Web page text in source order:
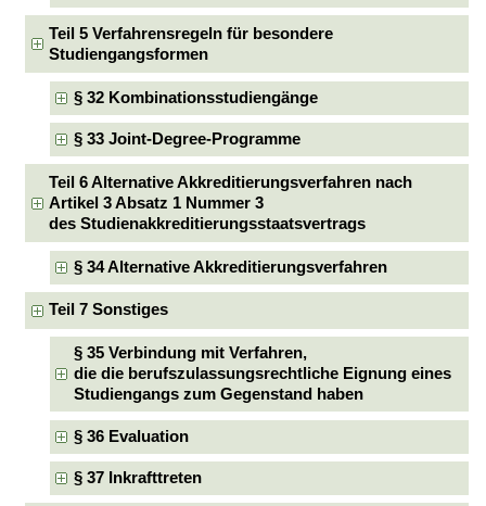
Teil 5 Verfahrensregeln für besondere
Studiengangsformen
§ 32 Kombinationsstudiengänge
§ 33 Joint-Degree-Programme
Teil 6 Alternative Akkreditierungsverfahren nach
Artikel 3 Absatz 1 Nummer 3
des Studienakkreditierungsstaatsvertrags
§ 34 Alternative Akkreditierungsverfahren
Teil 7 Sonstiges
§ 35 Verbindung mit Verfahren,
die die berufszulassungsrechtliche Eignung eines
Studiengangs zum Gegenstand haben
§ 36 Evaluation
§ 37 Inkrafttreten